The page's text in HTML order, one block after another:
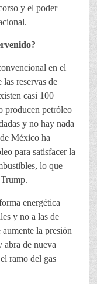
y el poder
en el
reservas de
casi 100
producen petróleo
y no hay nada
México ha
para satisfacer la
lo que
energética
y no a las de
la presión
abra de nueva
ramo del gas